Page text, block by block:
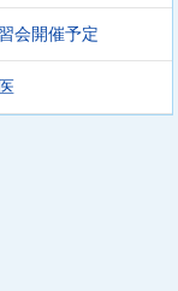
会開催予定